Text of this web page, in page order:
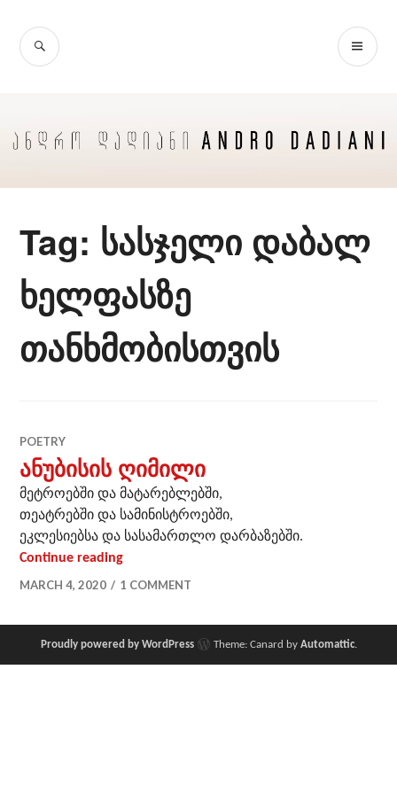
content
SEARCH
Tag: სასჯელი დაბალ
ხელფასზე
თანხმობისთვის
POETRY
ანუბისის ღიმილი
მეტროებში და მატარებლებში,
თეატრებში და სამინისტროებში,
ეკლესიებსა და სასამართლო დარბაზებში.
Continue readingანუბისის ღიმილი
MARCH 4, 2020
1 COMMENT
Proudly powered by WordPress Theme: Canard by Automattic.